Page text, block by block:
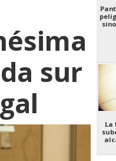
sur
La